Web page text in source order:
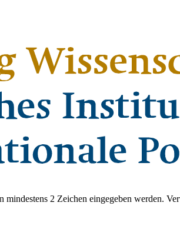
mindestens 2 Zeichen eingegeben werden.